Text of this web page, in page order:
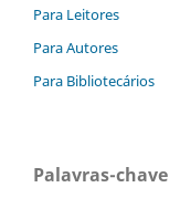
Para Leitores
Para Autores
Para Bibliotecários
Palavras-chave